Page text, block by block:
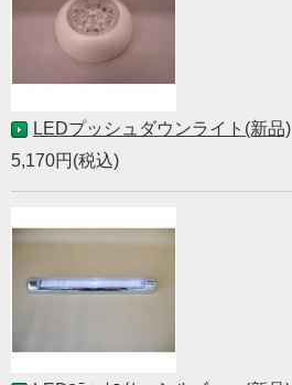
LEDプッシュダウンライト(新品)
5,170円(税込)